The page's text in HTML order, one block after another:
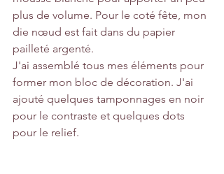
plus de volume. Pour le coté fête, mon
die nœud est fait dans du papier
pailleté argenté.
J'ai assemblé tous mes éléments pour
former mon bloc de décoration. J'ai
ajouté quelques tamponnages en noir
pour le contraste et quelques dots
pour le relief.